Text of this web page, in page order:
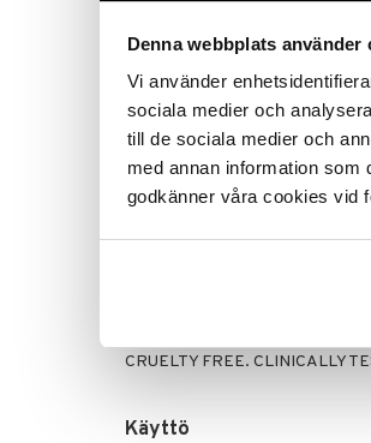
Denna webbplats använder
Vi använder
sociala medier och
till de sociala medier och
med annan information som
godkänner våra cookies vid
ja monitoiminnallista kynsilakkaa.
Nail Wonder 3-in-1 Nail Polish
kynsilakkana, joka antaa kynsiisi
samalla
sileät, kiiltävät ja terveet kynnet.
Tämä kynsilakka on
välttämättömyys sinulle!
kynsilakka
CRUELTY FREE. CLINICALLY
Käyttö